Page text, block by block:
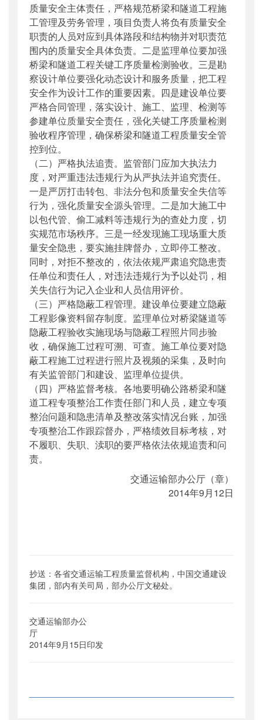
质量安全主体责任，严格规范桥梁和隧道工程施
工管理及劳务管理，项目负责人将负有质量安全
职责的人员对应到具体路段和结构物并对职责范
围内的质量安全具体负责。二是监理单位要加强
桥梁和隧道工程关键工序质量检测验收。三是勘
察设计单位要强化动态设计和服务质量，把工程
安全作为设计工作的重要因素。四是建设单位要
严格合同管理，落实设计、施工、监理、检测等
参建单位质量安全责任，强化关键工序质量检测
验收程序管理，确保桥梁和隧道工程质量安全管
控到位。
（二）严格执法追责。监管部门应加大执法力
度，对严重违法违规行为从严执法并追究责任。
一是严厉打击转包、非法分包和质量安全失信等
行为，强化质量安全源头管理。二是加大施工中
以包代管、偷工减料等违规行为的查处力度，切
实规范市场秩序。三是一经发现施工现场重大质
量安全隐患，要实施挂牌督办，立即停工整改。
同时，对拒不整改的，依法依规严肃追究隐患责
任单位和责任人，对违法违规行为予以处罚，相
关失信行为记入企业和人员信用评价。
（三）严格隐蔽工程管理。建设单位要建立隐蔽
工程影像资料留存制度。监理单位对桥梁隧道等
隐蔽工程验收实施现场与隐蔽工程照片同步验
收，确保施工过程可溯、可查。施工单位要对隐
蔽工程施工过程进行照片及视频的采集，及时向
有关监管部门和建设、监理单位提供。
（四）严格监督考核。各地要明确公路桥梁和隧
道工程专项整治工作责任部门和人员，建立专项
整治问题和隐患清单及整改落实情况台账，加强
专项整治工作跟踪督办，严格绩效目标考核，对
不履职、失职、渎职的要严格依法依规追责和问
责。
交通运输部办公厅（章）
2014年9月12日
抄送：各省交通运输工程质量监督机构，中国交通建设
集团，部内有关司局，部办公厅文秘处。
交通运输部办公
2014年9月15日印发